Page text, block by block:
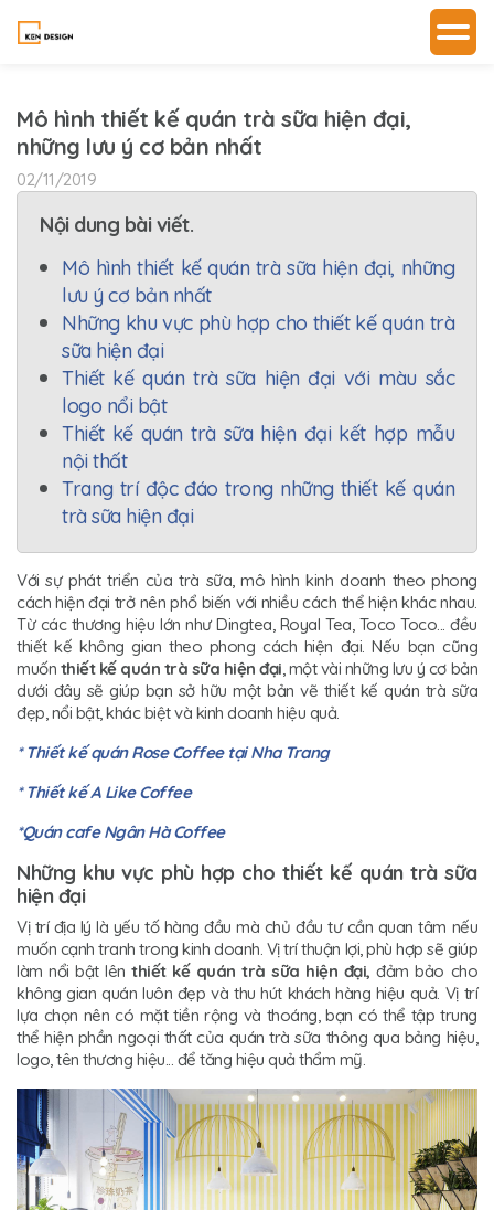
Mô hình thiết kế quán trà sữa hiện đại,
những lưu ý cơ bản nhất
02/11/2019
Nội dung bài viết.
Mô hình thiết kế quán trà sữa hiện đại, những
lưu ý cơ bản nhất
Những khu vực phù hợp cho thiết kế quán trà
sữa hiện đại
Thiết kế quán trà sữa hiện đại với màu sắc
logo nổi bật
Thiết kế quán trà sữa hiện đại kết hợp mẫu
nội thất
Trang trí độc đáo trong những thiết kế quán
trà sữa hiện đại
Với sự phát triển của trà sữa, mô hình kinh doanh theo phong
cách hiện đại trở nên phổ biến với nhiều cách thể hiện khác nhau.
Từ các thương hiệu lớn như Dingtea, Royal Tea, Toco Toco... đều
thiết kế không gian theo phong cách hiện đại. Nếu bạn cũng
muốn thiết kế quán trà sữa hiện đại, một vài những lưu ý cơ bản
dưới đây sẽ giúp bạn sở hữu một bản vẽ thiết kế quán trà sữa
đẹp, nổi bật, khác biệt và kinh doanh hiệu quả.
* Thiết kế quán Rose Coffee tại Nha Trang
* Thiết kế A Like Coffee
*Quán cafe Ngân Hà Coffee
Những khu vực phù hợp cho thiết kế quán trà sữa
hiện đại
Vị trí địa lý là yếu tố hàng đầu mà chủ đầu tư cần quan tâm nếu
muốn cạnh tranh trong kinh doanh. Vị trí thuận lợi, phù hợp sẽ giúp
làm nổi bật lênthiết kế quán trà sữa hiện đại,đảm bảo cho
không gian quán luôn đẹp và thu hút khách hàng hiệu quả. Vị trí
lựa chọn nên có mặt tiền rộng và thoáng, bạn có thể tập trung
thể hiện phần ngoại thất của quán trà sữa thông qua bảng hiệu,
logo, tên thương hiệu... để tăng hiệu quả thẩm mỹ.